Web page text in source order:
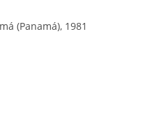
(Panamá), 1981